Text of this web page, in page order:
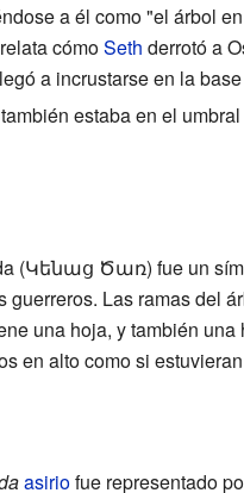
a él como "el árbol
cómoSeth derrotó a
a incrustarse en la
estaba en el
(Կենաց Ծառ) fue un
Las ramas del
una hoja, y también
en alto como si
asiriofue representado